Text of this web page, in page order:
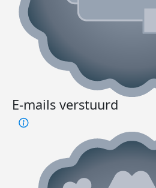
E-mails verstuurd